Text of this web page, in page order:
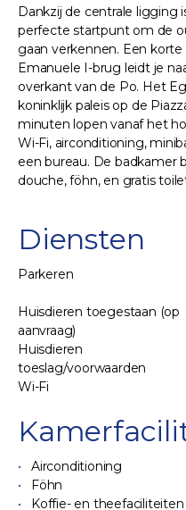
Dankzij de centrale ligging
perfecte startpunt om de
gaan verkennen. Een
Emanuele I-brug leidt je
overkant van de Po. Het
koninklijk paleis op de
minuten lopen vanaf het
Wi-Fi, airconditioning,
een bureau. De badkamer
douche, föhn, en gratis
Diensten
Parkeren
Huisdieren toegestaan (op
aanvraag)
Huisdieren
toeslag/voorwaarden
Wi-Fi
Airconditioning
Föhn
Koffie- en theefaciliteiten